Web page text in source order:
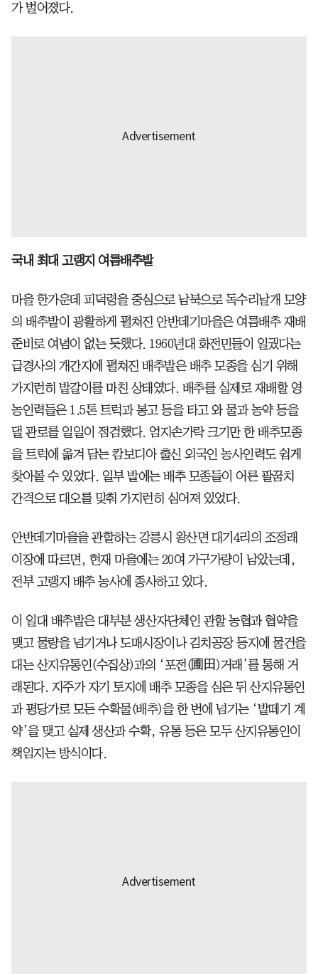
가 벌어졌다.
국내 최대 고랭지 여름배추밭
마을 한가운데 피덕령을 중심으로 남북으로 독수리날개 모양
의 배추밭이 광활하게 펼쳐진 안반데기마을은 여름배추 재배
준비로 여념이 없는 듯했다. 1960년대 화전민들이 일궜다는
급경사의 개간지에 펼쳐진 배추밭은 배추 모종을 심기 위해
가지런히 밭갈이를 마친 상태였다. 배추를 실제로 재배할 영
농인력들은 1.5톤 트럭과 봉고 등을 타고 와 물과 농약 등을
댈 관로를 일일이 점검했다. 엄지손가락 크기만 한 배추모종
을 트럭에 옮겨 담는 캄보디아 출신 외국인 농사인력도 쉽게
찾아볼 수 있었다. 일부 밭에는 배추 모종들이 어른 팔꿈치
간격으로 대오를 맞춰 가지런히 심어져 있었다.
안반데기마을을 관할하는 강릉시 왕산면 대기4리의 조정래
이장에 따르면, 현재 마을에는 20여 가구가량이 남았는데,
전부 고랭지 배추 농사에 종사하고 있다.
이 일대 배추밭은 대부분 생산자단체인 관할 농협과 협약을
맺고 물량을 넘기거나 도매시장이나 김치공장 등지에 물건을
대는 산지유통인(수집상)과의 ‘포전(圃田)거래’를 통해 거
래된다. 지주가 자기 토지에 배추 모종을 심은 뒤 산지유통인
과 평당가로 모든 수확물(배추)을 한 번에 넘기는 ‘밭떼기 계
약’을 맺고 실제 생산과 수확, 유통 등은 모두 산지유통인이
책임지는 방식이다.